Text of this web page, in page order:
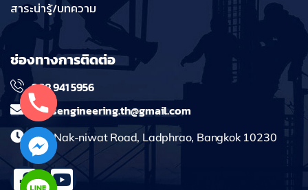
สาระน่ารู้/บทความ
ช่องทางการติดต่อ
098 941 5956
massengineering.th@gmail.com
241 Nak-niwat Road, Ladphrao, Bangkok 10230